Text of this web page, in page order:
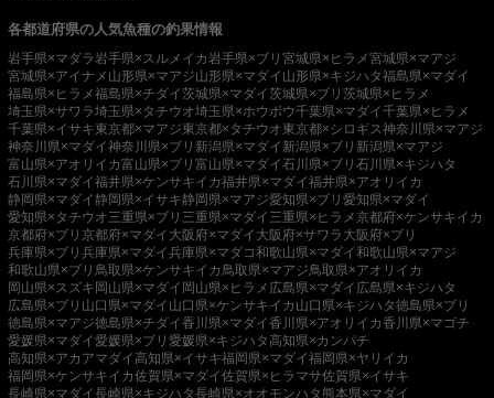
各都道府県の人気魚種の釣果情報
岩手県×マダラ 岩手県×スルメイカ 岩手県×ブリ 宮城県×ヒラメ宮城県×マアジ
宮城県×アイナメ 山形県×マアジ山形県×マダイ 山形県×キジハタ福島県×マダイ
福島県×ヒラメ福島県×チダイ茨城県×マダイ茨城県×ブリ 茨城県×ヒラメ
埼玉県×サワラ埼玉県×タチウオ埼玉県×ホウボウ千葉県×マダイ千葉県×ヒラメ
千葉県×イサキ東京都×マアジ東京都×タチウオ東京都×シロギス神奈川県×マアジ
神奈川県×マダイ神奈川県×ブリ 新潟県×マダイ 新潟県×ブリ 新潟県×マアジ
富山県×アオリイカ富山県×ブリ 富山県×マダイ石川県×ブリ 石川県×キジハタ
石川県×マダイ福井県×ケンサキイカ福井県×マダイ福井県×アオリイカ
静岡県×マダイ静岡県×イサキ静岡県×マアジ愛知県×ブリ 愛知県×マダイ
愛知県×タチウオ三重県×ブリ 三重県×マダイ 三重県×ヒラメ京都府×ケンサキイカ
京都府×ブリ 京都府×マダイ 大阪府×マダイ 大阪府×サワラ 大阪府×ブリ
兵庫県×ブリ 兵庫県×マダイ兵庫県×マダコ和歌山県×マダイ和歌山県×マアジ
和歌山県×ブリ 鳥取県×ケンサキイカ 鳥取県×マアジ鳥取県×アオリイカ
岡山県×スズキ岡山県×マダイ 岡山県×ヒラメ 広島県×マダイ 広島県×キジハタ
広島県×ブリ 山口県×マダイ 山口県×ケンサキイカ 山口県×キジハタ徳島県×ブリ
徳島県×マアジ徳島県×チダイ香川県×マダイ香川県×アオリイカ香川県×マゴチ
愛媛県×マダイ愛媛県×ブリ 愛媛県×キジハタ高知県×カンパチ
高知県×アカアマダイ高知県×イサキ福岡県×マダイ福岡県×ヤリイカ
福岡県×ケンサキイカ佐賀県×マダイ佐賀県×ヒラマサ佐賀県×イサキ
長崎県×マダイ長崎県×キジハタ長崎県×オオモンハタ 熊本県×マダイ